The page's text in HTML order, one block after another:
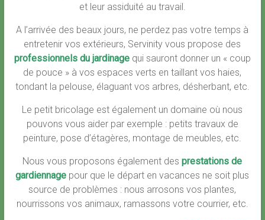
et leur assiduité au travail.
A l’arrivée des beaux jours, ne perdez pas votre temps à
entretenir vos extérieurs, Servinity vous propose des
professionnels du jardinage qui sauront donner un « coup
de pouce » à vos espaces verts en taillant vos haies,
tondant la pelouse, élaguant vos arbres, désherbant, etc.
Le petit bricolage est également un domaine où nous
pouvons vous aider par exemple : petits travaux de
peinture, pose d’étagères, montage de meubles, etc.
Nous vous proposons également desprestations de
gardiennage pour que le départ en vacances ne soit plus
source de problèmes : nous arrosons vos plantes,
nourrissons vos animaux, ramassons votre courrier, etc.